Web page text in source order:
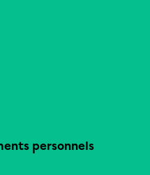
personnels